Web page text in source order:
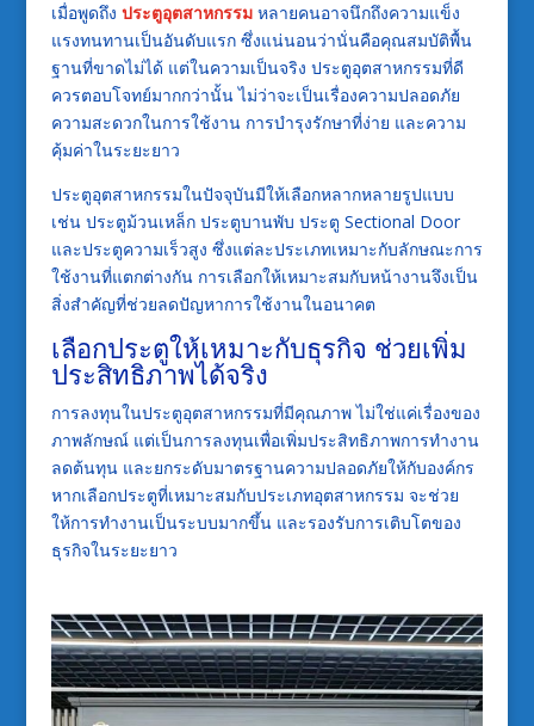
เมื่อพูดถึง ประตูอุตสาหกรรมหลายคนอาจนึกถึงความแข็ง
แรงทนทานเป็นอันดับแรก ซึ่งแน่นอนว่านั่นคือคุณสมบัติพื้น
ฐานที่ขาดไม่ได้ แต่ในความเป็นจริง ประตูอุตสาหกรรมที่ดี
ควรตอบโจทย์มากกว่านั้น ไม่ว่าจะเป็นเรื่องความปลอดภัย
ความสะดวกในการใช้งาน การบำรุงรักษาที่ง่าย และความ
คุ้มค่าในระยะยาว
ประตูอุตสาหกรรมในปัจจุบันมีให้เลือกหลากหลายรูปแบบ
เช่น ประตูม้วนเหล็ก ประตูบานพับ ประตู Sectional Door
และประตูความเร็วสูง ซึ่งแต่ละประเภทเหมาะกับลักษณะการ
ใช้งานที่แตกต่างกัน การเลือกให้เหมาะสมกับหน้างานจึงเป็น
สิ่งสำคัญที่ช่วยลดปัญหาการใช้งานในอนาคต
เลือกประตูให้เหมาะกับธุรกิจ ช่วยเพิ่ม
ประสิทธิภาพได้จริง
การลงทุนในประตูอุตสาหกรรมที่มีคุณภาพ ไม่ใช่แค่เรื่องของ
ภาพลักษณ์ แต่เป็นการลงทุนเพื่อเพิ่มประสิทธิภาพการทำงาน
ลดต้นทุน และยกระดับมาตรฐานความปลอดภัยให้กับองค์กร
หากเลือกประตูที่เหมาะสมกับประเภทอุตสาหกรรม จะช่วย
ให้การทำงานเป็นระบบมากขึ้น และรองรับการเติบโตของ
ธุรกิจในระยะยาว